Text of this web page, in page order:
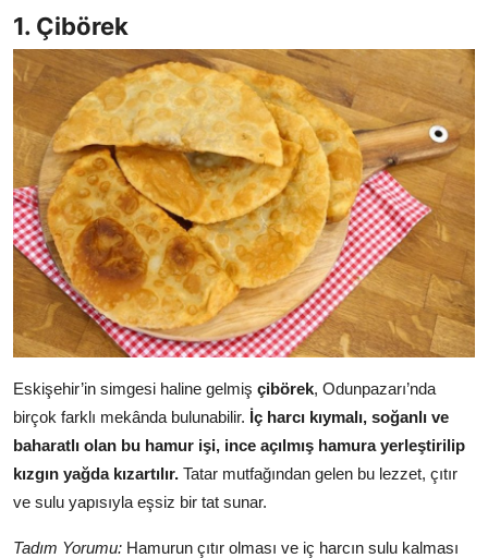
Anne & Bebek Beslenmesi
Mutfak Sırları & Teknikler
Gıda Sözlüğü & Nedir?
Yemek Tarifleri & Menüler
1. Çibörek
Eskişehir’in simgesi haline gelmiş çibörek, Odunpazarı’nda
birçok farklı mekânda bulunabilir. İç harcı kıymalı, soğanlı ve
baharatlı olan bu hamur işi, ince açılmış hamura yerleştirilip
kızgın yağda kızartılır. Tatar mutfağından gelen bu lezzet, çıtır
ve sulu yapısıyla eşsiz bir tat sunar.
Tadım Yorumu: Hamurun çıtır olması ve iç harcın sulu kalması